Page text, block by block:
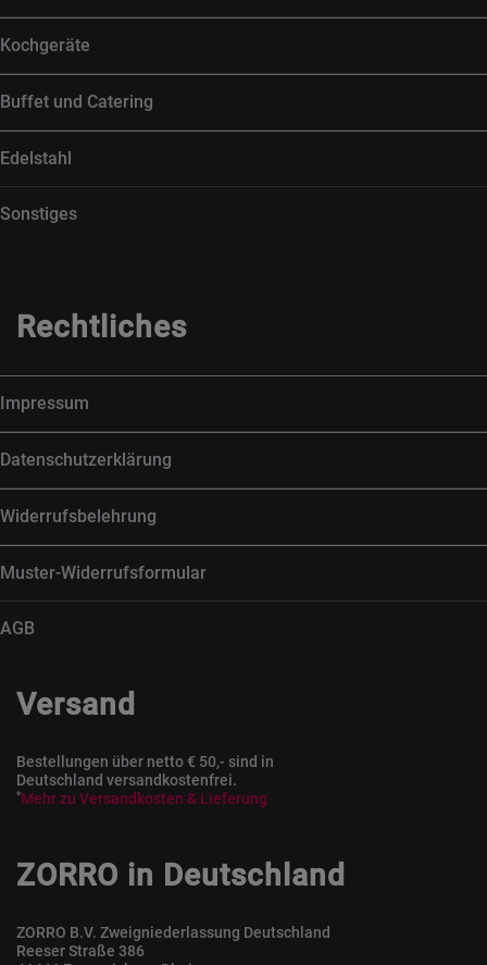
Kochgeräte
Buffet und Catering
Edelstahl
Sonstiges
Rechtliches
Impressum
Datenschutzerklärung
Widerrufsbelehrung
Muster-Widerrufsformular
AGB
Versand
Bestellungen über netto € 50,- sind in
Deutschland versandkostenfrei.
*Mehr zu Versandkosten & Lieferung
ZORRO in Deutschland
ZORRO B.V. Zweigniederlassung Deutschland
Reeser Straße 386